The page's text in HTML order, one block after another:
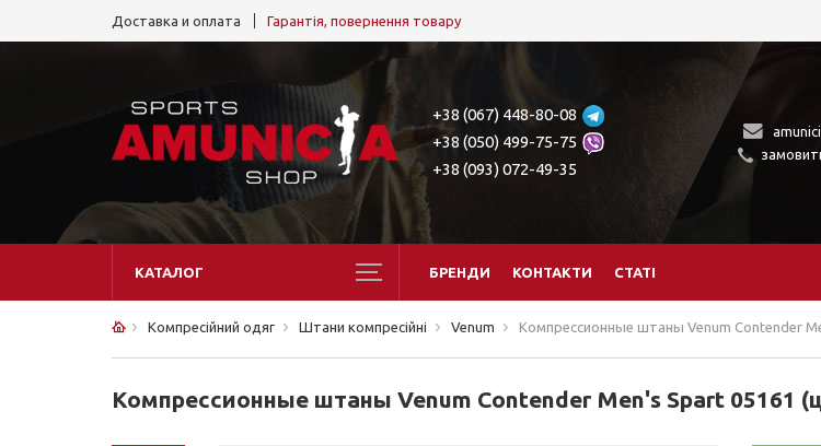
Доставка и оплата Гарантія, повернення товару
+38 (067) 448-80-08
+38 (050) 499-75-75
+38 (093) 072-49-35
КАТАЛОГ БРЕНДИ КОНТАКТИ СТАТІ
Компресійний одяг Штани компресійні Venum Компрессионные штаны Venum Contender
Компрессионные штаны Venum Contender Men's Spart 05161